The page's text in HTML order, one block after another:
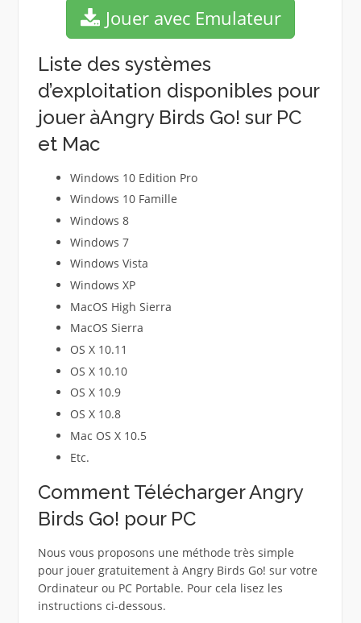
Jouer avec Emulateur
Liste des systèmes
d’exploitation disponibles pour
jouer àAngry Birds Go! sur PC
et Mac
Windows 10 Edition Pro
Windows 10 Famille
Windows 8
Windows 7
Windows Vista
Windows XP
MacOS High Sierra
MacOS Sierra
OS X 10.11
OS X 10.10
OS X 10.9
OS X 10.8
Mac OS X 10.5
Etc.
Comment Télécharger Angry
Birds Go! pour PC
Nous vous proposons une méthode très simple
pour jouer gratuitement à Angry Birds Go! sur votre
Ordinateur ou PC Portable. Pour cela lisez les
instructions ci-dessous.